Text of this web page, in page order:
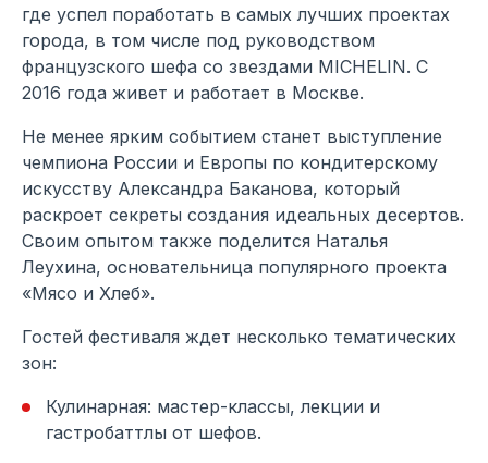
где успел поработать в самых лучших проектах
города, в том числе под руководством
французского шефа со звездами MICHELIN. С
2016 года живет и работает в Москве.
Не менее ярким событием станет выступление
чемпиона России и Европы по кондитерскому
искусству Александра Баканова, который
раскроет секреты создания идеальных десертов.
Своим опытом также поделится Наталья
Леухина, основательница популярного проекта
«Мясо и Хлеб».
Гостей фестиваля ждет несколько тематических
зон:
Кулинарная: мастер-классы, лекции и
гастробаттлы от шефов.